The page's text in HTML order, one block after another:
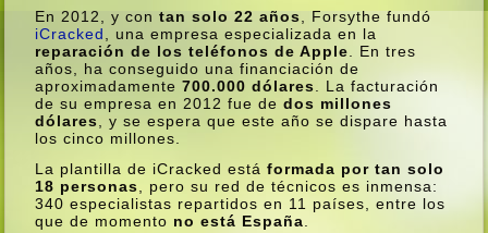
En 2012, y contan solo 22 años , Forsythe fundó
iCracked
, una empresa especializada en la
reparación de los teléfonos de Apple . En tres
años, ha conseguido una financiación de
aproximadamente700.000 dólares . La facturación
de su empresa en 2012 fue de dos millones
dólares , y se espera que este año se dispare hasta
los cinco millones.
La plantilla de iCracked estáformada por tan solo
18 personas , pero su red de técnicos es inmensa:
340 especialistas repartidos en 11 paí­ses, entre los
que de momento no está España